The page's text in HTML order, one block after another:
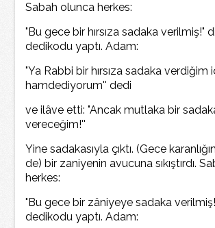
Sabah olunca herkes:
"Bu gece bir hırsıza sadaka verilmiş!"
dedikodu yaptı. Adam:
"Ya Rabbi bir hırsıza sadaka verdiğim
hamdediyorum'' dedi
ve ilâve etti: "Ancak mutlaka bir
vereceğim!''
Yine sadakasıyla çıktı. (Gece
de) bir zaniyenin avucuna sıkıştırdı.
herkes:
"Bu gece bir zâniyeye sadaka
dedikodu yaptı. Adam: